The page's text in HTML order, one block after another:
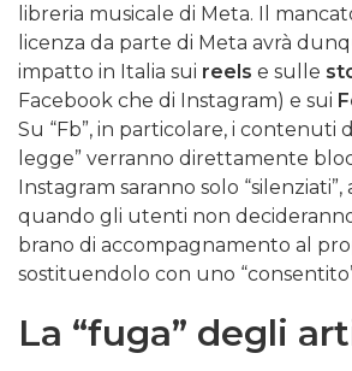
libreria musicale di Meta. Il
licenza da parte di Meta avrà
impatto in Italia sui reels e sulle
Facebook che di Instagram) e sui
Su “Fb”, in particolare, i contenuti
legge” verranno direttamente
Instagram saranno solo
quando gli utenti non
brano di accompagnamento al
sostituendolo con uno
La “fuga” degli